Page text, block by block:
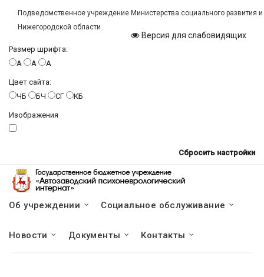
Подведомственное учреждение Министерства социального развития
Нижегородской области
Версия для слабовидящих
Размер шрифта:
A
A A
Цвет сайта:
ЧБ
БЧ СГ КБ
Изображения
Сбросить настройки
Об учреждении Социальное обслуживание
Новости Документы Контакты